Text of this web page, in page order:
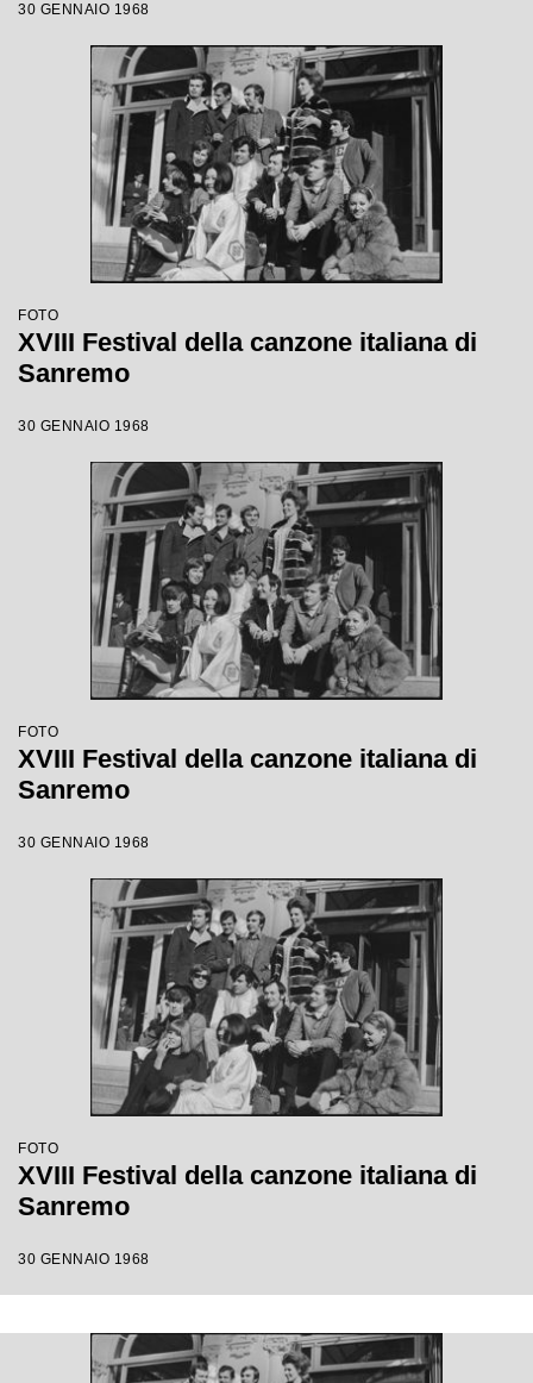
30 GENNAIO 1968
FOTO
XVIII Festival della canzone italiana di
Sanremo
30 GENNAIO 1968
FOTO
XVIII Festival della canzone italiana di
Sanremo
30 GENNAIO 1968
FOTO
XVIII Festival della canzone italiana di
Sanremo
30 GENNAIO 1968